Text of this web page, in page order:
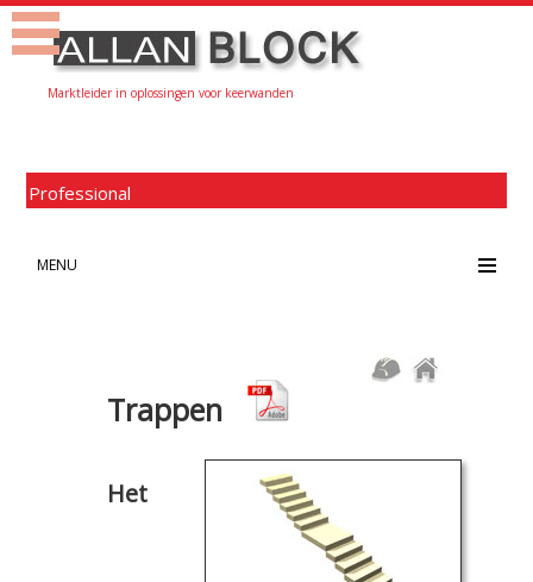
Marktleider in oplossingen voor keerwanden
Professional
MENU
Trappen
Het